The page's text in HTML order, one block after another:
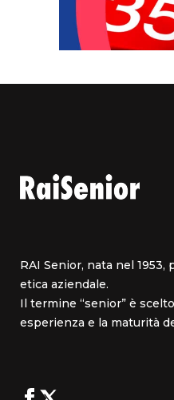
RAI Senior, nata nel
etica aziendale.
Il termine “senior” è
esperienza e la maturità